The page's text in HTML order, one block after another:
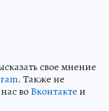
свое мнение
. Также не
воВконтактеи